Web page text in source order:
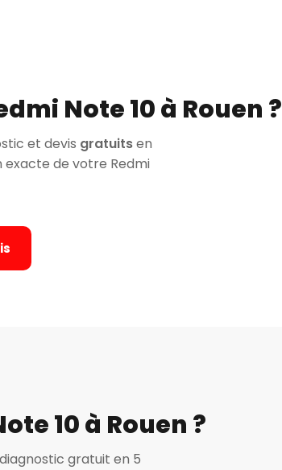
Note 10 à Rouen ?
et devis gratuitsen
de votre Redmi
10 à Rouen ?
gratuit en 5